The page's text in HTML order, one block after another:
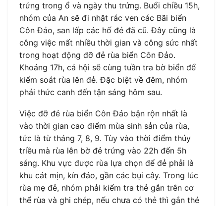
trứng trong ổ và ngày thu trứng. Buổi chiều 15h,
nhóm của An sẽ đi nhặt rác ven các Bãi biển
Côn Đảo, san lấp các hố đẻ đã cũ. Đây cũng là
công việc mất nhiều thời gian và công sức nhất
trong hoạt động đỡ đẻ rùa biển Côn Đảo.
Khoảng 17h, cả hội sẽ cùng tuần tra bờ biển để
kiểm soát rùa lên đẻ. Đặc biệt về đêm, nhóm
phải thức canh đến tận sáng hôm sau.
Việc đỡ đẻ rùa biển Côn Đảo bận rộn nhất là
vào thời gian cao điểm mùa sinh sản của rùa,
tức là từ tháng 7, 8, 9. Tùy vào thời điểm thủy
triều mà rùa lên bờ đẻ trứng vào 22h đến 5h
sáng. Khu vực được rùa lựa chọn để đẻ phải là
khu cát mịn, kín đáo, gần các bụi cây. Trong lúc
rùa mẹ đẻ, nhóm phải kiểm tra thẻ gắn trên cơ
thể rùa và ghi chép, nếu chưa có thẻ thì gắn thẻ